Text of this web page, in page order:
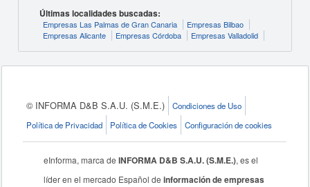
Últimas localidades buscadas:
Empresas Las Palmas de Gran Canaria
Empresas Bilbao
Empresas Alicante
Empresas Córdoba Empresas Valladolid
© INFORMA D&B S.A.U. (S.M.E.)
Condiciones de Uso
Política de Privacidad
Política de Cookies Configuración de cookies
eInforma, marca deINFORMA D&B S.A.U. (S.M.E.), es el
líder en el mercado Español deinformación de empresas